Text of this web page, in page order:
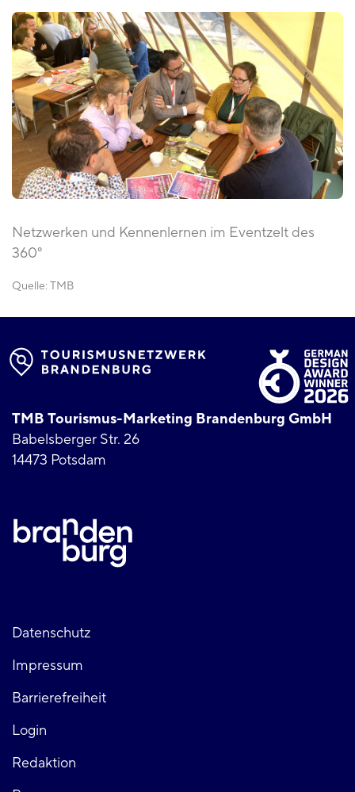
Netzwerken und Kennenlernen im Eventzelt des
360°
Quelle: TMB
TMB Tourismus-Marketing Brandenburg GmbH
Babelsberger Str. 26
14473 Potsdam
Fußzeile
links
Datenschutz
Impressum
Barrierefreiheit
Login
Fußzeile
Redaktion